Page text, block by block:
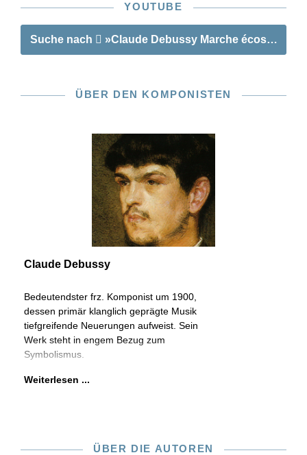
YOUTUBE
Suche nach »Claude Debussy Marche écossaise
ÜBER DEN KOMPONISTEN
Claude Debussy
Bedeutendster frz. Komponist um 1900,
dessen primär klanglich geprägte Musik
tiefgreifende Neuerungen aufweist. Sein
Werk steht in engem Bezug zum
Symbolismus.
Weiterlesen ...
ÜBER DIE AUTOREN